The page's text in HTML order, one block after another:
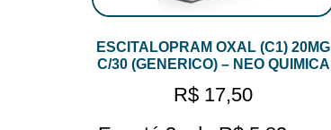
ESCITALOPRAM OXAL (C1) 20MG
C/30 (GENERICO) – NEO QUIMICA
R$ 17,50